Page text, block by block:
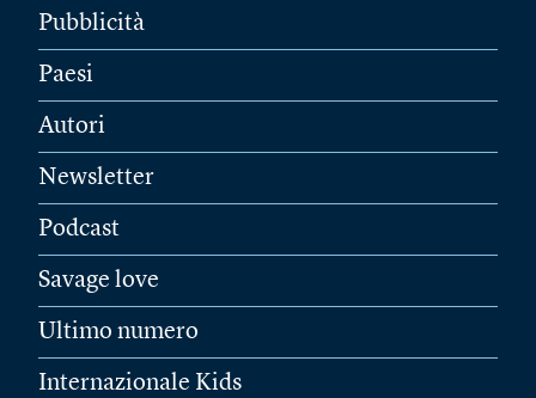
Pubblicità
Paesi
Autori
Newsletter
Podcast
Savage love
Ultimo numero
Internazionale Kids